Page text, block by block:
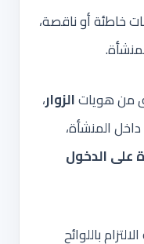
خاطئة أو ناقصة،
من هوياتالزوار،
المنشأة،
على الدخول
باللوائح